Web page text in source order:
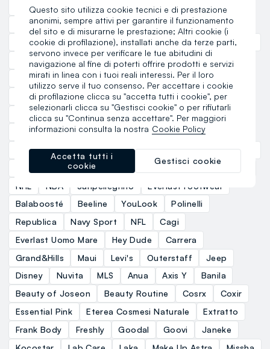
Girls
Hybrid Ipanema Jansport
J-Club
Klamaste
Lillydoo Lonsdale
Lovable
Love Therapy
Mayrev Music Matter
Nicol Caramel
Nina Kendosa
October Quid
RE.UP
Rocco Giocattoli
Tally Weijl Trudi
Utopja
Bbe Biotech Beauty
Terraviva Design
ClioMakeUp That's Mascara
Banana Beauty
Les Copains
MILK+HERO
Piombo Contemporary
Piombo Tech
Piombo Selection Piombo
BST.1957
Mya Everlast Kids
NHL
NBA Sanpellegrino
Everlast Footwear
Balaboosté
Beeline YouLook
Polinelli
Republica
Navy Sport NFL
Cagi
Everlast Uomo Mare
Hey Dude
Carrera
Grand&Hills
Maui Levi's Outerstaff
Jeep
Disney
Nuvita MLS Anua Axis Y
Banila
Beauty of Joseon
Beauty Routine Cosrx
Coxir
Essential Pink
Eterea Cosmesi Naturale
Extratto
Frank Body
Freshly Goodal Goovi
Janeke
Questo sito utilizza cookie tecnici e di prestazione
anonimi, sempre attivi per garantire il funzionamento
del sito e di misurarne le prestazione; Altri cookie (i
cookie di profilazione), installati anche da terze parti,
servono invece per verificare le tue abitudini di
navigazione al fine di poterti offrire prodotti e servizi
mirati in linea con i tuoi reali interessi. Per il loro
utilizzo serve il tuo consenso. Per accettare i cookie
di profilazione clicca su "accetta tutti i cookie", per
selezionarli clicca su "Gestisci cookie" o per rifiutarli
clicca su "Continua senza accettare". Per maggiori
informazioni consulta la nostra Cookie Policy
Gestisci cookie
Accetta tutti i
cookie